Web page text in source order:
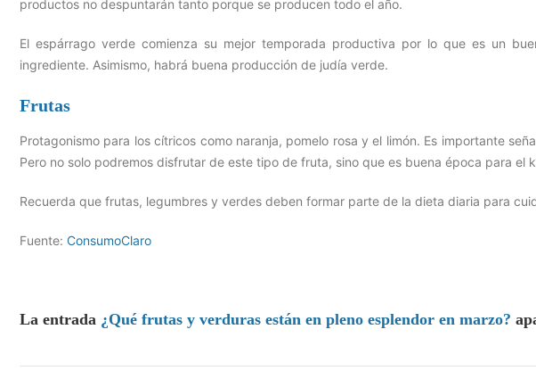
productos no despuntarán tanto porque se producen todo el año.
El espárrago verde comienza su mejor temporada productiva por lo que es un
ingrediente. Asimismo, habrá buena producción de judía verde.
Frutas
Protagonismo para los cítricos como naranja, pomelo rosa y el limón. Es importante
Pero no solo podremos disfrutar de este tipo de fruta, sino que es buena época para el
Recuerda que frutas, legumbres y verdes deben formar parte de la dieta diaria para
Fuente: ConsumoClaro
La entrada ¿Qué frutas y verduras están en pleno esplendor en marzo?